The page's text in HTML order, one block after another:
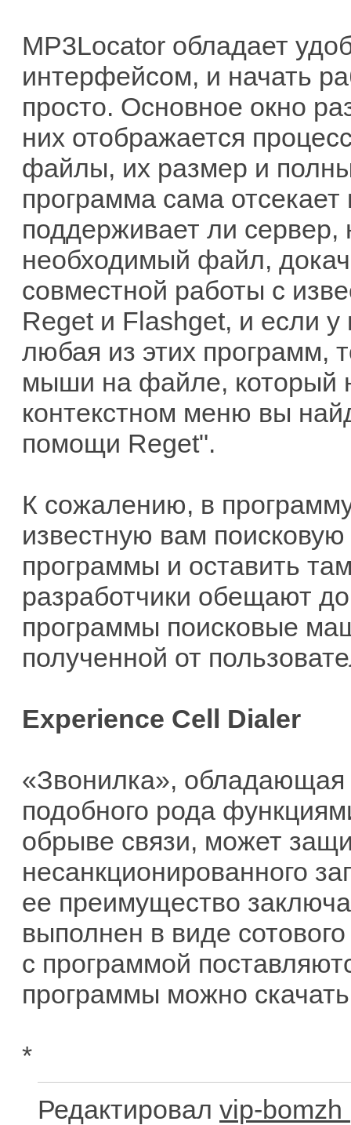
MP3Locator обладает
интерфейсом, и начать
просто. Основное окно
них отображается
файлы, их размер и
программа сама
поддерживает ли сервер,
необходимый файл,
совместной работы с
Reget и Flashget, и если
любая из этих программ,
мыши на файле, который
контекстном меню вы
помощи Reget".
К сожалению, в
известную вам
программы и оставить
разработчики обещают
программы поисковые
полученной от
Experience Cell Dialer
«Звонилка»,
подобного рода
обрыве связи, может
несанкционированного
ее преимущество
выполнен в виде
с программой
программы можно
*
Редактировал vip-bomzh